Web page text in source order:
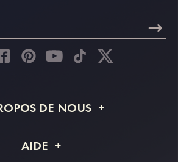
DE NOUS
Livraison
AIDE